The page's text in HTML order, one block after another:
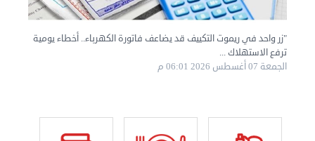
"زر واحد في ريموت التكييف قد يضاعف فاتورة الكهرباء.. أخطاء يومية
ترفع الاستهلاك ...
الجمعة 07 أغسطس 2026 06:01 م